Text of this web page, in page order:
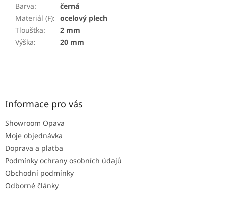
Barva:
černá
Materiál (F): ocelový plech
Tloušťka:
2 mm
Výška: 20 mm
Z
Informace pro vás
Showroom Opava
Moje objednávka
Doprava a platba
Podmínky ochrany osobních údajů
Obchodní podmínky
Odborné články